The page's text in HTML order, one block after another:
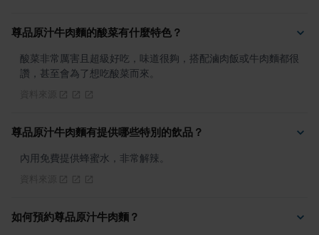
尊品原汁牛肉麵的酸菜有什麼特色？
酸菜非常厲害且超級好吃，味道很夠，搭配滷肉飯或牛肉麵都很
讚，甚至會為了想吃酸菜而來。
尊品原汁牛肉麵有提供哪些特別的飲品？
內用免費提供蜂蜜水，非常解辣。
如何預約尊品原汁牛肉麵？